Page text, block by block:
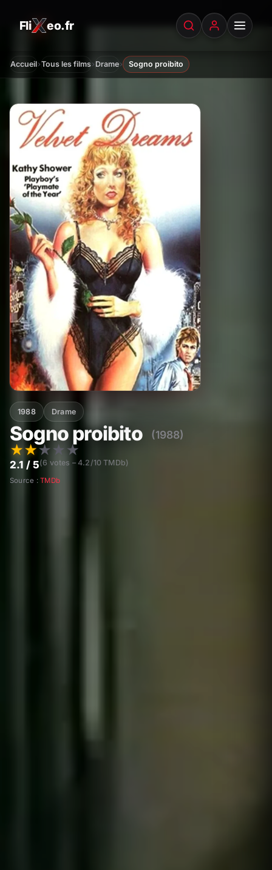
Fli eo.fr
FliXeo.fr
Accueil›Tous les films› Drame› Sogno proibito
1988 Drame
Sogno proibito (1988)
★★★★ ★
2.1 / 5(6 votes – 4.2/10 TMDb)
Source :TMDb